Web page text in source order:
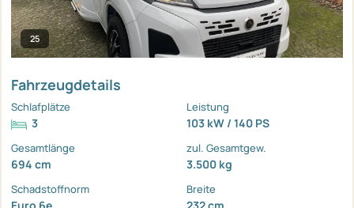
25
Fahrzeugdetails
Schlafplätze
3
Leistung
103 kW / 140 PS
Gesamtlänge
694 cm
zul. Gesamtgew.
3.500 kg
Schadstoffnorm Breite